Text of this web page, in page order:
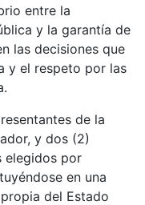
entre la
y la garantía de
las decisiones que
y el respeto por las
de la
y dos (2)
elegidos por
en una
del Estado